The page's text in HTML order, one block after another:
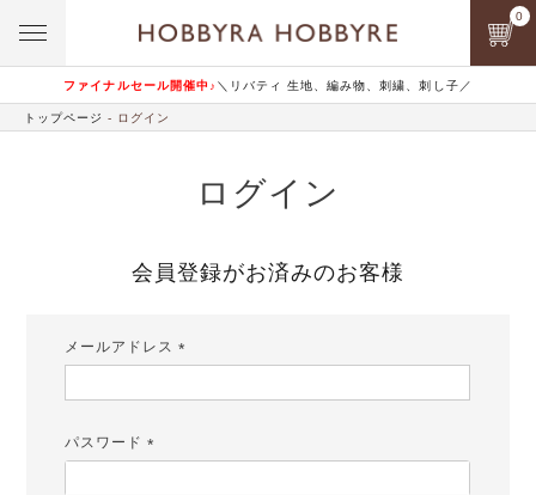
ファイナルセール開催中♪ ＼リバティ 生地、編み物、刺繍、刺し子／
0
トップページ ログイン
ログイン
会員登録がお済みのお客様
メールアドレス
パスワード